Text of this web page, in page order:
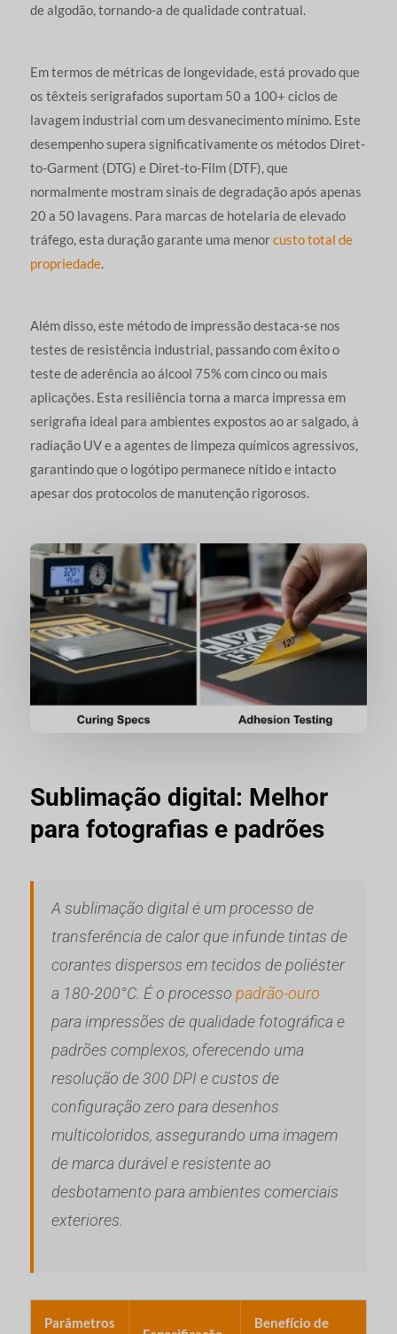
de algodão, tornando-a de qualidade contratual.
Em termos de métricas de longevidade, está provado que
os têxteis serigrafados suportam 50 a 100+ ciclos de
lavagem industrial com um desvanecimento mínimo. Este
desempenho supera significativamente os métodos Diret-
to-Garment (DTG) e Diret-to-Film (DTF), que
normalmente mostram sinais de degradação após apenas
20 a 50 lavagens. Para marcas de hotelaria de elevado
tráfego, esta duração garante uma menorcusto total de
propriedade.
Além disso, este método de impressão destaca-se nos
testes de resistência industrial, passando com êxito o
teste de aderência ao álcool 75% com cinco ou mais
aplicações. Esta resiliência torna a marca impressa em
serigrafia ideal para ambientes expostos ao ar salgado, à
radiação UV e a agentes de limpeza químicos agressivos,
garantindo que o logótipo permanece nítido e intacto
apesar dos protocolos de manutenção rigorosos.
Sublimação digital: Melhor
para fotografias e padrões
A sublimação digital é um processo de
transferência de calor que infunde tintas de
corantes dispersos em tecidos de poliéster
a 180-200°C. É o processo padrão-ouro
para impressões de qualidade fotográfica e
padrões complexos, oferecendo uma
resolução de 300 DPI e custos de
configuração zero para desenhos
multicoloridos, assegurando uma imagem
de marca durável e resistente ao
desbotamento para ambientes comerciais
exteriores.
Parâmetros
Benefício de